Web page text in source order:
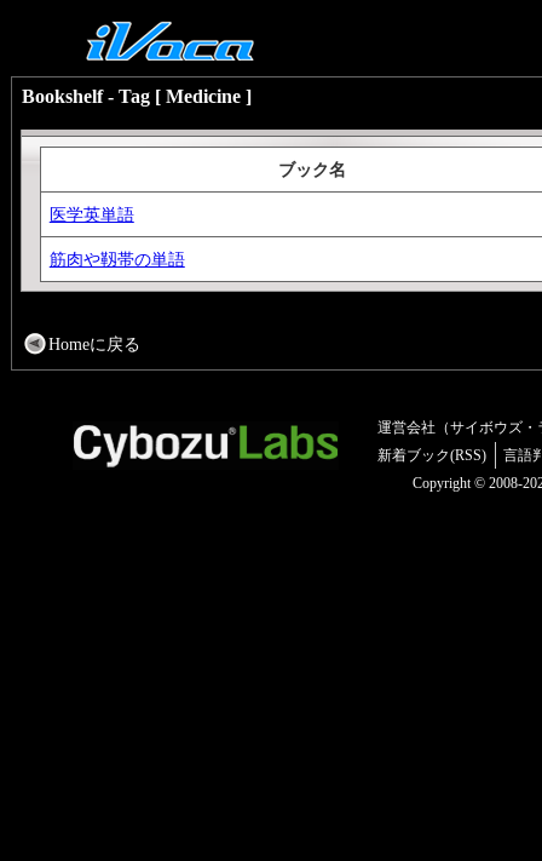
Bookshelf - Tag [ Medicine ]
ブック名
医学英単語
筋肉や靱帯の単語
Homeに戻る
運営会社（サイボウズ・
新着ブック(RSS)
言語
Copyright © 2008-